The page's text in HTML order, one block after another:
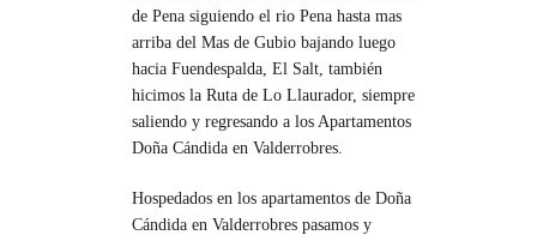
de Pena siguiendo el rio Pena hasta mas
arriba del Mas de Gubio bajando luego
hacia Fuendespalda, El Salt, también
hicimos la Ruta de Lo Llaurador, siempre
saliendo y regresando a los Apartamentos
Doña Cándida en Valderrobres.
Hospedados en los apartamentos de Doña
Cándida en Valderrobres pasamos y